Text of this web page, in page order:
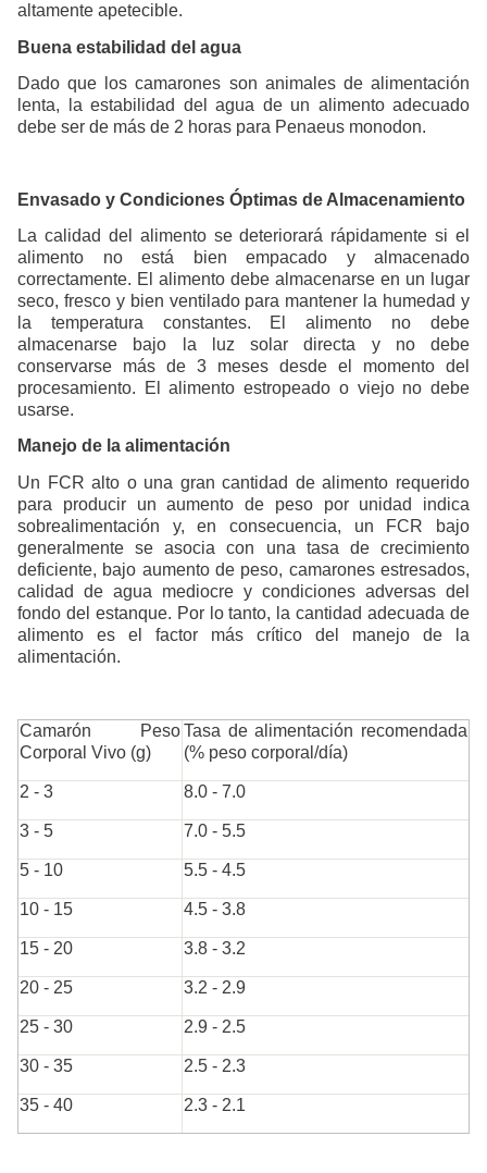
altamente apetecible.
Buena estabilidad del agua
Dado que los camarones son animales de alimentación
lenta, la estabilidad del agua de un alimento adecuado
debe ser de más de 2 horas para Penaeus monodon.
Envasado y Condiciones Óptimas de Almacenamiento
La calidad del alimento se deteriorará rápidamente si el
alimento no está bien empacado y almacenado
correctamente. El alimento debe almacenarse en un lugar
seco, fresco y bien ventilado para mantener la humedad y
la temperatura constantes. El alimento no debe
almacenarse bajo la luz solar directa y no debe
conservarse más de 3 meses desde el momento del
procesamiento. El alimento estropeado o viejo no debe
usarse.
Manejo de la alimentación
Un FCR alto o una gran cantidad de alimento requerido
para producir un aumento de peso por unidad indica
sobrealimentación y, en consecuencia, un FCR bajo
generalmente se asocia con una tasa de crecimiento
deficiente, bajo aumento de peso, camarones estresados,
calidad de agua mediocre y condiciones adversas del
fondo del estanque. Por lo tanto, la cantidad adecuada de
alimento es el factor más crítico del manejo de la
alimentación.
Camarón Peso
Corporal Vivo (g)
Tasa de alimentación recomendada
(% peso corporal/día)
2 - 3 8.0 - 7.0
3 - 5 7.0 - 5.5
5 - 10 5.5 - 4.5
10 - 15 4.5 - 3.8
15 - 20 3.8 - 3.2
20 - 25 3.2 - 2.9
25 - 30 2.9 - 2.5
30 - 35 2.5 - 2.3
35 - 40 2.3 - 2.1